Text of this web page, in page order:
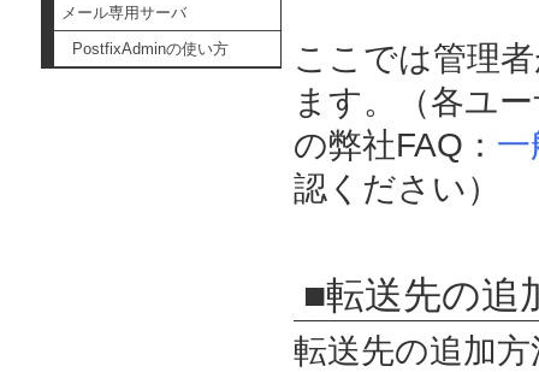
メール専用サーバ
PostfixAdminの使い方
ここでは管理
ます。（各ユ
の弊社FAQ：
認ください）
■転送先の追
転送先の追加